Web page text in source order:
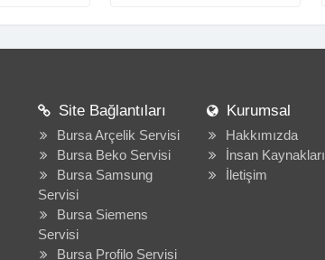
Site Bağlantıları
Bursa Arçelik Servisi
Bursa Beko Servisi
Bursa Samsung
Servisi
Bursa Siemens
Servisi
Bursa Profilo Servisi
Kurumsal
Hakkımızda
İnsan Kaynakları
İletişim